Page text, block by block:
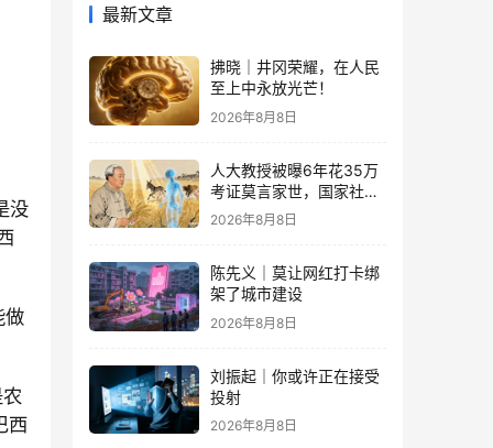
没
做
西
最新文章
拂晓｜井冈荣耀，在人民
至上中永放光芒！
2026年8月8日
人大教授被曝6年花35万
考证莫言家世，国家社科
基金重点项目、结项等级
2026年8月8日
陈先义｜莫让网红打卡绑
架了城市建设
2026年8月8日
刘振起｜你或许正在接受
投射
2026年8月8日